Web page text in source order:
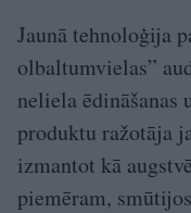
Jaunā tehnoloģija
olbaltumvielas”
neliela ēdināšanas
produktu ražotāja
izmantot kā
piemēram,